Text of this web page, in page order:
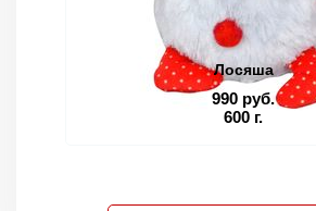
Лосяша
990 руб.
600 г.